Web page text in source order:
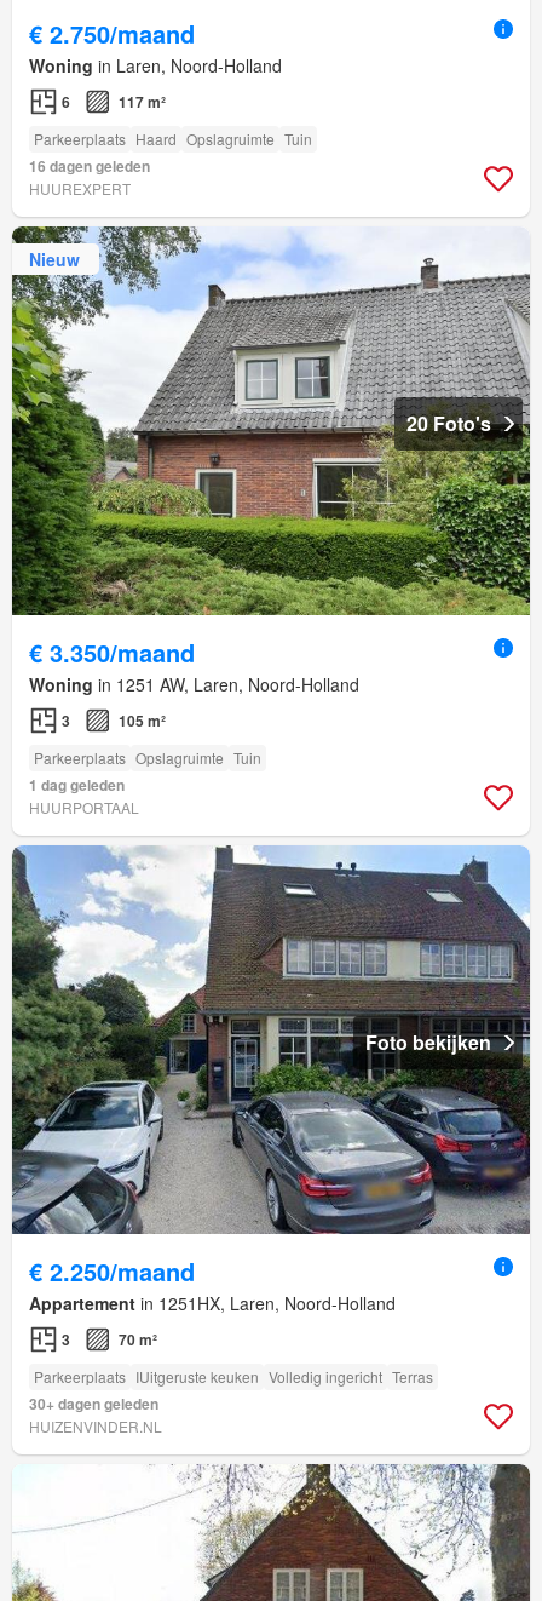
€ 2.750/maand
Woning in Laren, Noord-Holland
6 117 m²
Parkeerplaats Haard Opslagruimte Tuin
16 dagen geleden
HUUREXPERT
Nieuw
20 Foto's
€ 3.350/maand
Woning in 1251 AW, Laren, Noord-Holland
3 105 m²
Parkeerplaats Opslagruimte Tuin
1 dag geleden
HUURPORTAAL
Foto bekijken
€ 2.250/maand
Appartement in 1251HX, Laren, Noord-Holland
3 70 m²
Parkeerplaats IUitgeruste keuken Volledig ingericht Terras
30+ dagen geleden
HUIZENVINDER.NL